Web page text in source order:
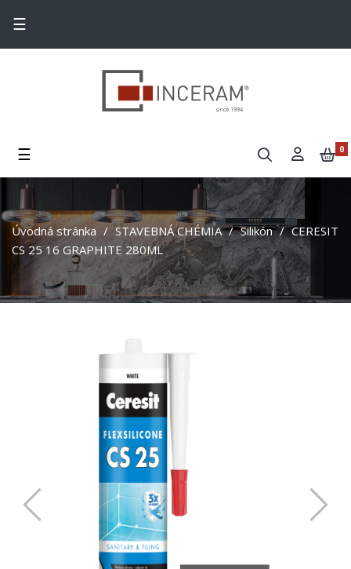
Toggle navigation
☰
Toggle navigation
☰ 0
Úvodná stránka STAVEBNÁ CHÉMIA Silikón
CERESIT
CS 25 16 GRAPHITE 280ML